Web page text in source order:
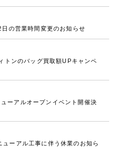
の営業時間変更のお知らせ
トンのバッグ買取額UPキャンペ
ーアルオープンイベント開催決
ーアル工事に伴う休業のお知ら